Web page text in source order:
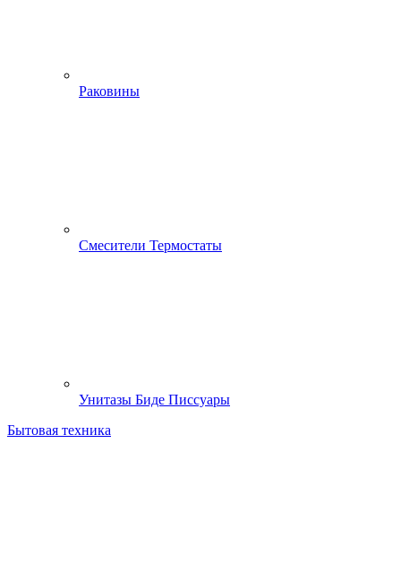
Раковины
Смесители Термостаты
Унитазы Биде Писсуары
Бытовая техника